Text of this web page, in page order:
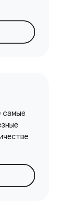
самые